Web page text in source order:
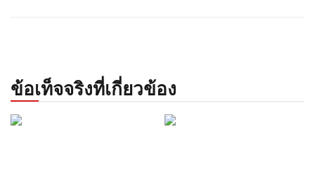
ข้อเท็จจริงที่เกี่ยวข้อง